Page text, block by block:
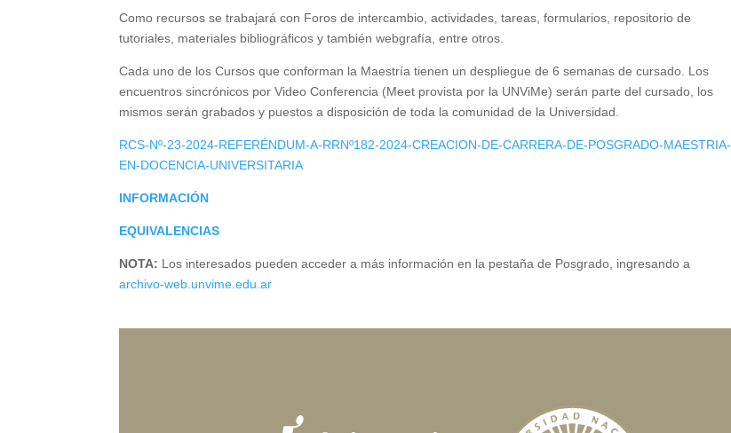
Como recursos se trabajará con Foros de intercambio, actividades, tareas, formularios, repositorio de
tutoriales, materiales bibliográficos y también webgrafía, entre otros.
Cada uno de los Cursos que conforman la Maestría tienen un despliegue de 6 semanas de cursado. Los
encuentros sincrónicos por Video Conferencia (Meet provista por la UNViMe) serán parte del cursado, los
mismos serán grabados y puestos a disposición de toda la comunidad de la Universidad.
RCS-Nº-23-2024-REFERÉNDUM-A-RRNº182-2024-CREACION-DE-CARRERA-DE-POSGRADO-MAESTRIA-
EN-DOCENCIA-UNIVERSITARIA
INFORMACIÓN
EQUIVALENCIAS
NOTA: Los interesados pueden acceder a más información en la pestaña de Posgrado, ingresando a
archivo-web.unvime.edu.ar